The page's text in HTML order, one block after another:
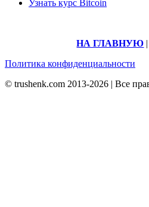
Узнать курс Bitcoin
НА ГЛАВНУЮ
Политика конфиденциальности
© trushenk.com 2013-2026 | Все